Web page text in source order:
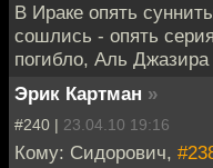
В Ираке опять
сошлись - опять
погибло, Аль Джазира
Эрик Картман »
#240 | 23.04.10 19:16
Кому: Сидорович,